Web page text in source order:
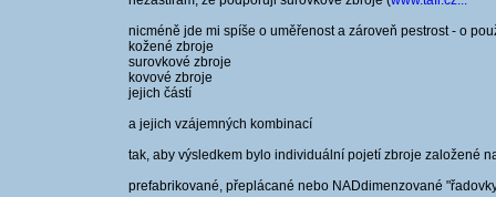
nicméně jde mi spíše o uměřenost a zároveň pestrost - o
kožené zbroje
surovkové zbroje
kovové zbroje
jejich částí
a jejich vzájemných kombinací
tak, aby výsledkem bylo individuální pojetí zbroje založené
prefabrikované, přeplácané nebo NADdimenzované